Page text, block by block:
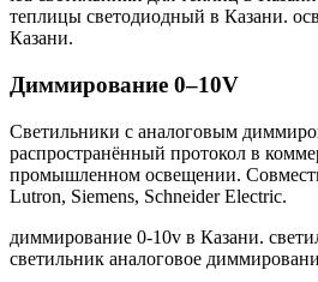
теплицы светодиодный в Казани.
Казани.
Диммирование 0–10V
Светильники с аналоговым
распространённый протокол в
промышленном освещении.
Lutron, Siemens, Schneider Electric.
диммирование 0-10v в Казани.
светильник аналоговое